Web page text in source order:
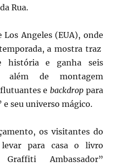
Rua.
Angeles (EUA), onde
a mostra traz
história e ganha seis
além de montagem
e backdroppara
seu universo mágico.
os visitantes do
levar para casa o livro
Ambassador”